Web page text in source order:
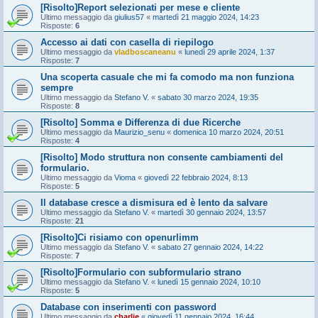
[Risolto]Report selezionati per mese e cliente
Ultimo messaggio da giulius57 « martedì 21 maggio 2024, 14:23
Risposte: 6
Accesso ai dati con casella di riepilogo
Ultimo messaggio da vladboscaneanu « lunedì 29 aprile 2024, 1:37
Risposte: 7
Una scoperta casuale che mi fa comodo ma non funziona
sempre
Ultimo messaggio da Stefano V. « sabato 30 marzo 2024, 19:35
Risposte: 8
[Risolto] Somma e Differenza di due Ricerche
Ultimo messaggio da Maurizio_senu « domenica 10 marzo 2024, 20:51
Risposte: 4
[Risolto] Modo struttura non consente cambiamenti del
formulario.
Ultimo messaggio da Vioma « giovedì 22 febbraio 2024, 8:13
Risposte: 5
Il database cresce a dismisura ed è lento da salvare
Ultimo messaggio da Stefano V. « martedì 30 gennaio 2024, 13:57
Risposte: 21
[Risolto]Ci risiamo con openurlimm
Ultimo messaggio da Stefano V. « sabato 27 gennaio 2024, 14:22
Risposte: 7
[Risolto]Formulario con subformulario strano
Ultimo messaggio da Stefano V. « lunedì 15 gennaio 2024, 10:10
Risposte: 5
Database con inserimenti con password